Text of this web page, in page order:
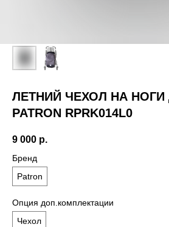
ЛЕТНИЙ ЧЕХОЛ НА
PATRON RPRK014L0
9 000 р.
Бренд
Patron
Опция доп.комплектации
Чехол